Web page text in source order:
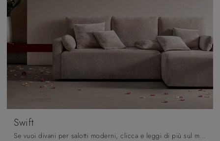
Swift
Se vuoi divani per salotti moderni, clicca e leggi di più sul modello Swift in tessuto del marchio Samoa.